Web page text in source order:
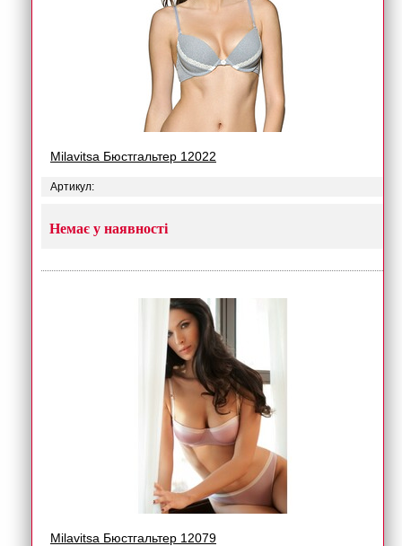
Milavitsa Бюстгальтер 12022
Артикул:
Немає у наявності
Milavitsa Бюстгальтер 12079